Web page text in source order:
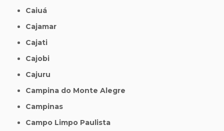
Caiuá
Cajamar
Cajati
Cajobi
Cajuru
Campina do Monte Alegre
Campinas
Campo Limpo Paulista